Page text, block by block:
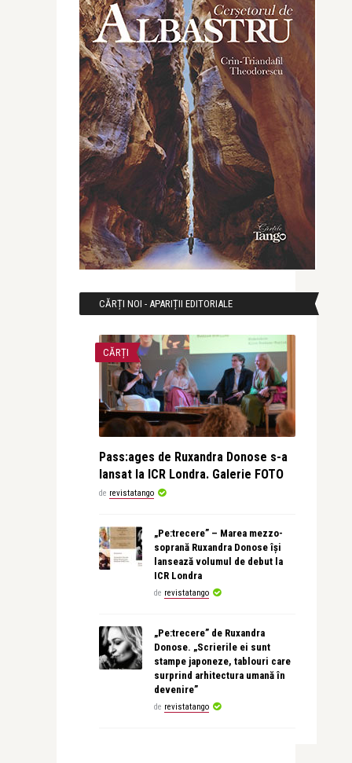
CĂRȚI NOI - APARIȚII EDITORIALE
CĂRȚI
Pass:ages de Ruxandra Donose s-a
lansat la ICR Londra. Galerie FOTO
de revistatango
„Pe:trecere” – Marea mezzo-
soprană Ruxandra Donose își
lansează volumul de debut la
ICR Londra
de revistatango
„Pe:trecere” de Ruxandra
Donose. „Scrierile ei sunt
stampe japoneze, tablouri care
surprind arhitectura umană în
devenire”
de revistatango